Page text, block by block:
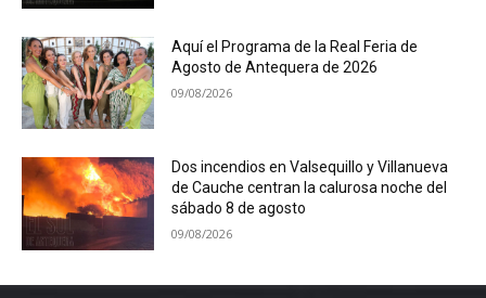
Aquí el Programa de la Real Feria de
Agosto de Antequera de 2026
09/08/2026
Dos incendios en Valsequillo y Villanueva
de Cauche centran la calurosa noche del
sábado 8 de agosto
09/08/2026